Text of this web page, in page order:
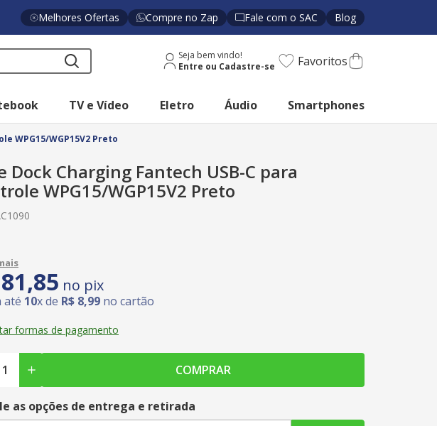
Melhores Ofertas Compre no Zap Fale com o SAC Blog
Seja bem vindo! Favoritos
TV e Vídeo Eletro Áudio Smartphones
WPG15/WGP15V2 Preto
Dock Charging Fantech USB-C para
WPG15/WGP15V2 Preto
81,85 no pix
até 10x de R$ 8,99 no cartão
formas de pagamento
COMPRAR
as opções de entrega e retirada